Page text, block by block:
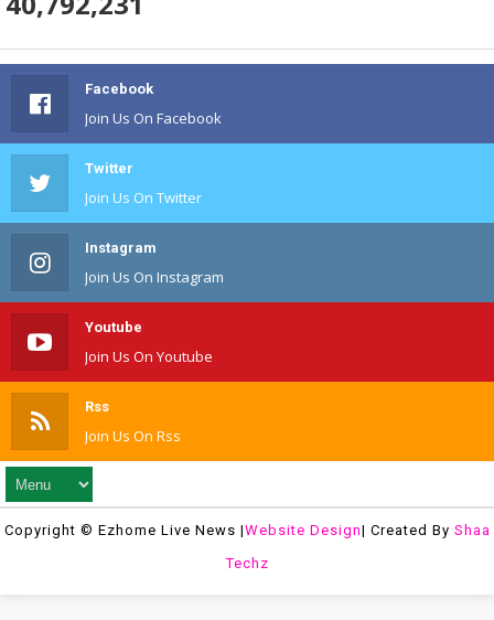
Facebook
Join Us On Facebook
Twitter
Join Us On Twitter
Instagram
Join Us On Instagram
Youtube
Join Us On Youtube
Rss
Join Us On Rss
Copyright © Ezhome Live News |Website Design| Created By Shaa
Techz